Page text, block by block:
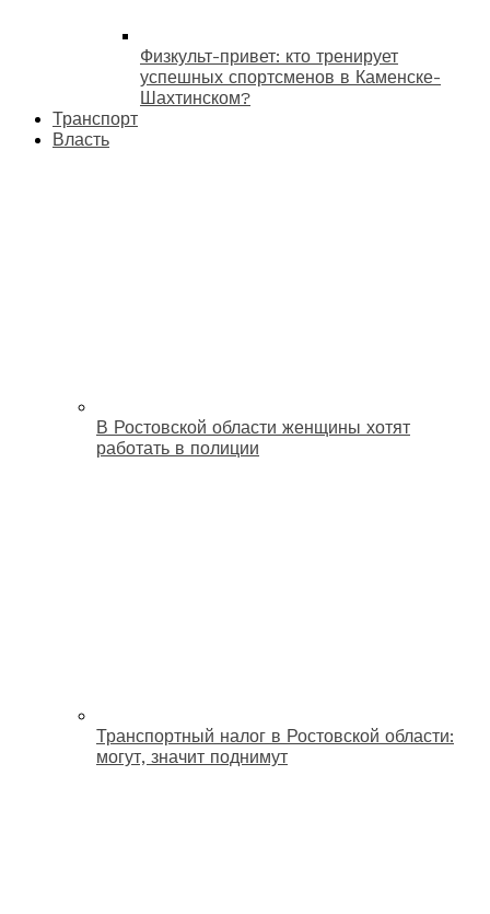
Физкульт-привет: кто тренирует
успешных спортсменов в Каменске-
Шахтинском?
Транспорт
Власть
В Ростовской области женщины хотят
работать в полиции
Транспортный налог в Ростовской области:
могут, значит поднимут